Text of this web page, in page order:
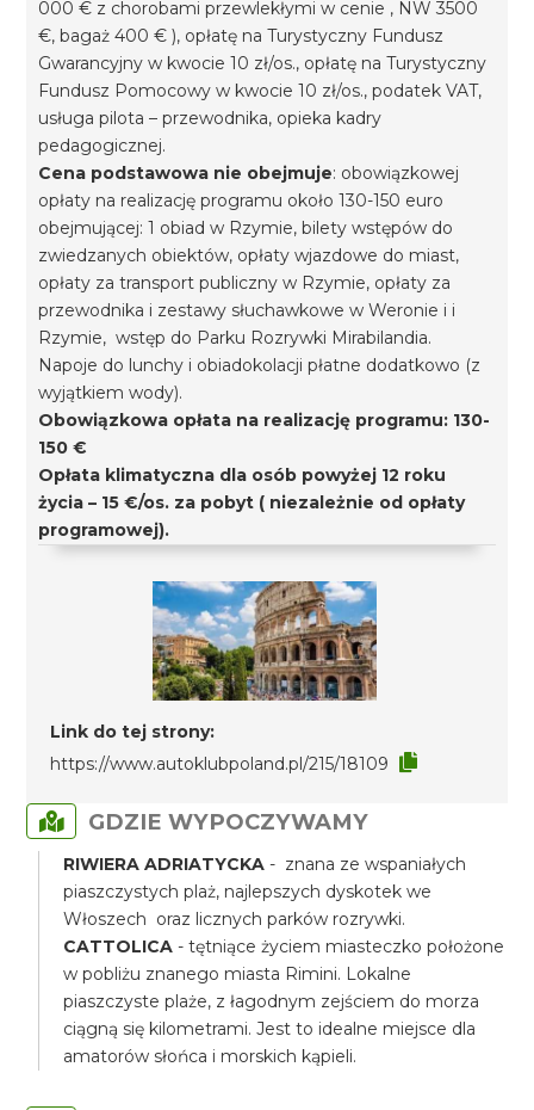
000 € z chorobami przewlekłymi w cenie , NW 3500
€, bagaż 400 € ), opłatę na Turystyczny Fundusz
Gwarancyjny w kwocie 10 zł/os., opłatę na Turystyczny
Fundusz Pomocowy w kwocie 10 zł/os., podatek VAT,
usługa pilota – przewodnika, opieka kadry
pedagogicznej.
Cena podstawowa nie obejmuje: obowiązkowej
opłaty na realizację programu około 130-150 euro
obejmującej: 1 obiad w Rzymie, bilety wstępów do
zwiedzanych obiektów, opłaty wjazdowe do miast,
opłaty za transport publiczny w Rzymie, opłaty za
przewodnika i zestawy słuchawkowe w Weronie i i
Rzymie, wstęp do Parku Rozrywki Mirabilandia.
Napoje do lunchy i obiadokolacji płatne dodatkowo (z
wyjątkiem wody).
Obowiązkowa opłata na realizację programu: 130-
150 €
Opłata klimatyczna dla osób powyżej 12 roku
życia – 15 €/os. za pobyt ( niezależnie od opłaty
programowej).
Link do tej strony:
https://www.autoklubpoland.pl/215/18109
GDZIE WYPOCZYWAMY
RIWIERA ADRIATYCKA- znana ze wspaniałych
piaszczystych plaż, najlepszych dyskotek we
Włoszech oraz licznych parków rozrywki.
CATTOLICA - tętniące życiem miasteczko położone
w pobliżu znanego miasta Rimini. Lokalne
piaszczyste plaże, z łagodnym zejściem do morza
ciągną się kilometrami. Jest to idealne miejsce dla
amatorów słońca i morskich kąpieli.